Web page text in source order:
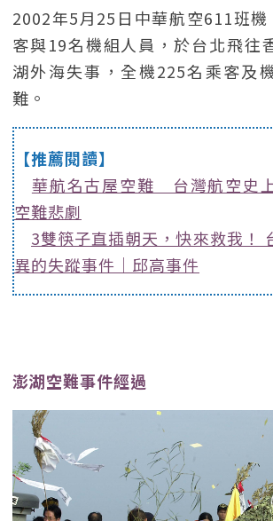
2002年5月25日中華航空611班
客與19名機組人員，於台北飛往
湖外海失事，全機225名乘客及
難。
【推薦閱讀】
華航名古屋空難 台灣航空史
空難悲劇
3雙筷子直插朝天，快來救我！
異的失蹤事件｜邱高事件
澎湖空難事件經過